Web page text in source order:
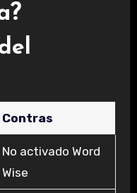
Contras
No activado Word
Wise